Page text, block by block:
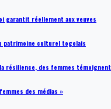
garantit réellement aux veuves
patrimoine culturel togolais
la résilience, des femmes témoignent
des médias »